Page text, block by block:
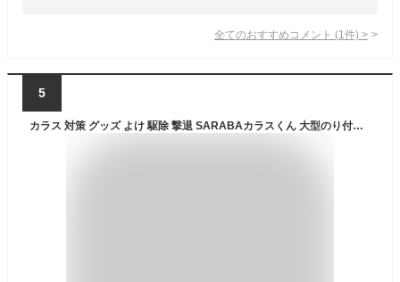
全てのおすすめコメント (1 件) >
5
カラス 対策 グッズ よけ 駆除 撃退 SARABAカラスくん 大型のり付きシート Big Eye ビッグアイ 5枚セット 車 ベランダ ゴミ ボックス ネットに